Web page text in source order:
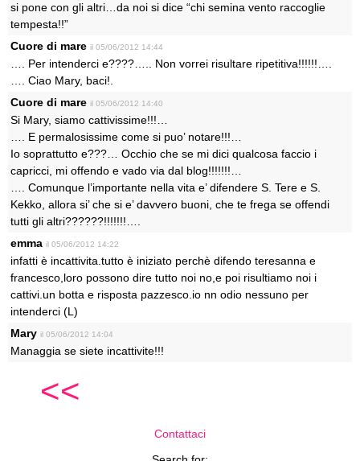
si pone con gli altri…da noi si dice “chi semina vento raccoglie
tempesta!!”
Cuore di mare il 05/06/2012 14:44
…. Per intenderci e????….. Non vorrei risultare ripetitiva!!!!!!….
…. Ciao Mary, baci!.
Cuore di mare il 05/06/2012 14:40
Si Mary, siamo cattivissime!!!…
…. E permalosissime come si puo’ notare!!!…
Io soprattutto e???… Occhio che se mi dici qualcosa faccio i
capricci, mi offendo e vado via dal blog!!!!!!!…
…. Comunque l’importante nella vita e’ difendere S. Tere e S.
Kekko, allora si’ che si e’ davvero buoni, che te frega se offendi
tutti gli altri??????!!!!!!!….
emma il 05/06/2012 14:22
infatti è incattivita.tutto è iniziato perchè difendo teresanna e
francesco,loro possono dire tutto noi no,e poi risultiamo noi i
cattivi.un botta e risposta pazzesco.io nn odio nessuno per
intenderci (L)
Mary il 05/06/2012 14:04
Managgia se siete incattivite!!!
<<
Contattaci